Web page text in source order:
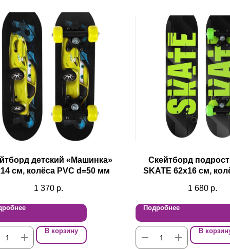
детский «Машинка»
см, колёса PVC d=50 мм
1 370 р.
В корзину
Скейтборд
SKATE 62х16 см,
1 680 р.
Подробнее
В